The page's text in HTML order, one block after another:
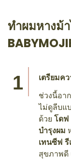
ทำผมหางม้
เตรียมค
ช่วงนี้อา
ไม่ดูลีบแ
ด้วย โดฟ
บำรุงผม
เทนซีฟ
สุขภาพดี